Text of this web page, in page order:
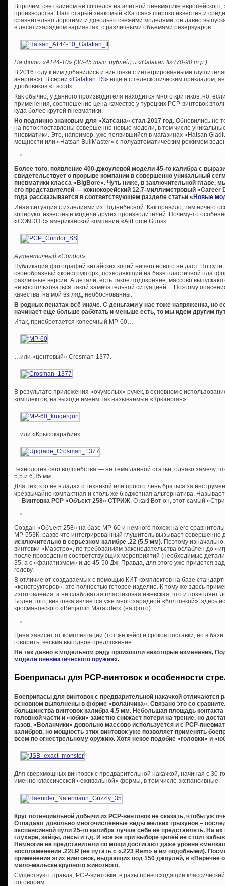
Впрочем, свет клином не сошелся на элитной пневматике европейского,
производства. Наш старый знакомый «Хатсан» широко известен и
сравнительно дорогими и довольно свежими моделями, он давно
в десятизарядном вариантах, с различными объемами резервуаров.
На фото «AT44-10» (30-45 тыс. рублей) и «Galatian II» (70-90 т.р.)
В 2016 году к ним добавились и винтовки с интегрированными
энергия»). В серии «Galatian TS» еще и с телескопическим прикладом,
дробовиков «Escort».
Как обычно, у данного производителя находится много критиков, но,
применения, соотношение цена-качество у турецких PCP-винтовок
куда более крутой пневматики.
Но подлинно знаковым для «Хатсана» стал 2017 год. Обновились не
на поток поставлены совершенно новые модели, в том числе
пневматики. Это, например, уже появившийся в магазинах «Hatsan
мощности или «Hatsan BullMaster» с полуавтоматическим режимом
Более того, появление 400-джоулевой модели 45-го калибра с
свидетельствует о прорыве компании в совершенно уникальный
пневматики класса «BigBore». Чуть ниже, в заключительной главе,
его представителей — южнокорейский 12,7-миллиметровый «Career
года рассказывается в соответствующем разделе статьи «Новые
Иная ситуация с изделиями из Поднебесной. Как правило, там ничего
копируют известные модели других производителей. Почему-то
«CONDOR» американской компании «AirForce Guns».
Аутентичный «Condor»
Публикация фотографий китайских копий ничего нового не даст. По
своеобразный «конструктор», позволяющий на базе пластичной
различные версии. А детали, есть такое подозрение, массово
не воспользоваться такой замечательной ситуацией… Поэтому
качества, на мой взгляд, необоснованны.
В родных пенатах всё иначе. С деньгами у нас тоже напряженка, но
начинает еще больше работать и меньше есть, то мы идем другим
Итак, приобретается копеечный МР-60…
…или «центовый» Crosman-1377.
В результате приложения «очумелых» ручек, в основном с
комплектов, на выходе имеем так называемые «Крюгерган»…
…или «Крысокарабин».
Технология сего волшебства — не тема данной статьи, однако замечу,
5,5 и 6,35 мм.
Для тех, кто не в ладах с техникой или просто лень браться за
чрезвычайно компактная и столь же бюджетная альтернатива.
— Винтовка РСР «Объект 258» СТРИЖ . О как! Вот он, этот самый
Создан «Объект 258» на базе МР-60 и немного похож на его
МР-553К, разве что интегрированный глушитель вызывает совершенно
исключительно в серьезном калибре .22 (5,5 мм). Поэтому
винтовки «Маэстро», по требованиям законодательства ослаблен до
после проведения соответствующих мероприятий (необходимые детали
35, а с «фанатизмом» и до 45-50 Дж. Правда, для этого уже придется
голову.
В отличие от создаваемых с помощью КИТ-комплектов на базе
«конструкторов», это полностью готовое изделие. К тому же здесь
изготовления, а не слабоватая пластиковая ижевская, что и позволяет
Более того, винтовка является уже многозарядной «болтовкой», здесь
кросмановского «Benjamin Marauder» (на фото).
Цена зависит от комплектации (тот же кейс) и сроков поставки, но в
говорить, весьма выгодное предложение.
Не так давно в модельном ряду произошли некоторые изменения,
модели пневматического оружия«.
Боеприпасы для PCP-винтовок и особенности
Боеприпасы для винтовок с предварительной накачкой
основном выполнены в форме «воланчика». Связано это со
большинства винтовок калибра 4,5 мм. Небольшая площадь контакта
головной части и «юбки» заметно снижает потери на трение, но
газов. «Воланчики» довольно массово используется и с PCP-
калибров, но мощность этих винтовок уже позволяет применять
всем по огнестрельному оружию. Хотя некое подобие «головки» и
Для сверхмощных винтовок с предварительной накачкой, начиная с 30-
именно классической «оживальной» формы, в том числе экспансивные.
Круг потенциальной добычи из PCP-винтовок не сказать, чтобы уж
Отпадают довольно многочисленные виды мелких грызунов –
экспансивной пули 25-го калибра лучше себе не представлять. На
глухари, зайцы, лисы и т.д. И все же при выборе целей не стоит
Немногие её представители по мощи достигают даже уровня
воспламенения .22LR (не путать с «.223 Rem» и им подобными).
применения этих винтовок, выдающих под 150 джоулей, в «Перечне
мало-мальски крупного животного.
Существуют, правда, PCP-винтовки, в разы превосходящие
поговорим.